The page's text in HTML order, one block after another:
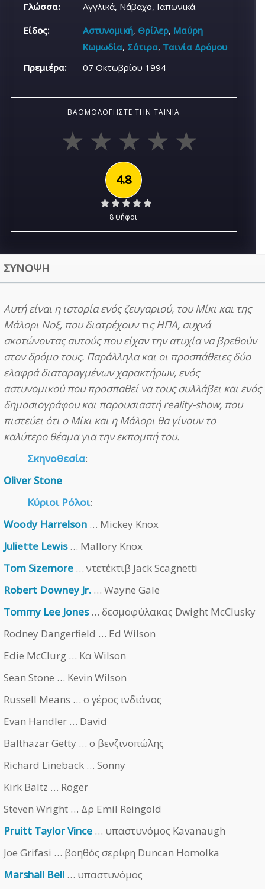
Γλώσσα:
Αγγλικά, Νάβαχο, Ιαπωνικά
Είδος:
Αστυνομική, Θρίλερ, Μαύρη
Κωμωδία, Σάτιρα, Ταινία Δρόμου
Πρεμιέρα:
07 Οκτωβρίου 1994
ΒΑΘΜΟΛΟΓΉΣΤΕ ΤΗΝ ΤΑΙΝΊΑ
4.8
8 ψήφοι
ΣΥΝΟΨΗ
Αυτή είναι η ιστορία ενός ζευγαριού, του Μίκι και της
Μάλορι Νοξ, που διατρέχουν τις ΗΠΑ, συχνά
σκοτώνοντας αυτούς που είχαν την ατυχία να βρεθούν
στον δρόμο τους. Παράλληλα και οι προσπάθειες δύο
ελαφρά διαταραγμένων χαρακτήρων, ενός
αστυνομικού που προσπαθεί να τους συλλάβει και ενός
δημοσιογράφου και παρουσιαστή reality-show, που
πιστεύει ότι ο Μίκι και η Μάλορι θα γίνουν το
καλύτερο θέαμα για την εκπομπή του.
Σκηνοθεσία:
Oliver Stone
Κύριοι Ρόλοι:
Woody Harrelson … Mickey Knox
Juliette Lewis… Mallory Knox
Tom Sizemore … ντετέκτιβ Jack Scagnetti
Robert Downey Jr. … Wayne Gale
Tommy Lee Jones… δεσμοφύλακας Dwight McClusky
Rodney Dangerfield … Ed Wilson
Edie McClurg … Κα Wilson
Sean Stone … Kevin Wilson
Russell Means … ο γέρος ινδιάνος
Evan Handler … David
Balthazar Getty … ο βενζινοπώλης
Richard Lineback … Sonny
Kirk Baltz … Roger
Steven Wright … Δρ Emil Reingold
Pruitt Taylor Vince … υπαστυνόμος Kavanaugh
Joe Grifasi … βοηθός σερίφη Duncan Homolka
Marshall Bell … υπαστυνόμος